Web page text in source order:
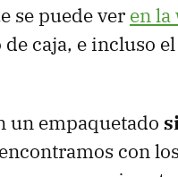
se puede ver en la
caja, e incluso
un empaquetado
con